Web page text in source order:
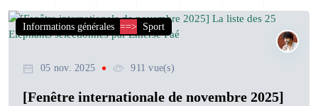
Informations générales ==> Sport
05 nov. 2025 911 vue(s)
[Fenêtre internationale de novembre 2025]